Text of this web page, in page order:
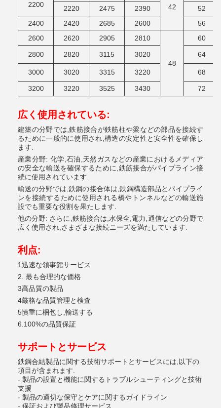
2200 42
2220 2475 2390
52
2400
2420 2685 2600
56
2600
2620 2905 2810
48
60
2800 2820 3115 3020 64
3000 3020 3315 3220 68
3200 3220 3525 3430 72
広く使用されている:
建築の分野では,鉄筋接合が鉄筋柱や梁などの部品を接続す
るために一般的に使用され,構造の安定性と安全性を確保し
ます.
産業分野: 化学,石油,天然ガスなどの産業におけるメディア
の安全な輸送を確保するために,鉄筋接合がパイプライン接
続に使用されています.
輸送の分野では,鉄鋼の接合体は,鉄鋼構造部品とパイプライ
ンを接続するために使用される橋やトンネルなどの輸送施
設でも重要な役割を果たします.
他の分野: さらに,鉄筋接合は,水保全,電力,通信などの分野で
広く使用され,さまざまな接続ニーズを満たしています.
利点:
1迅速な領事館サービス
2. 最も合理的な価格
3高品質の製品
4厳格な品質管理と検査
5慎重に梱包し,輸送する
6.100%の品質保証
サポートとサービス
鉄鋼合結製品に関する技術サポートとサービスには,以下の
項目が含まれます.
- 製品の設置と機能に関するトラブルシューティングと技術
支援
- 製品の適切な保守とケアに関するガイドライン
- 保証および製品修理サービス